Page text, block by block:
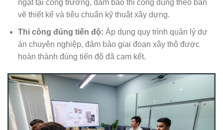
ngặt tại công trường, đảm bảo thi công đúng theo bản
vẽ thiết kế và tiêu chuẩn kỹ thuật xây dựng.
Thi công đúng tiến độ: Áp dụng quy trình quản lý dự
án chuyên nghiệp, đảm bảo giai đoạn xây thô được
hoàn thành đúng tiến độ đã cam kết.